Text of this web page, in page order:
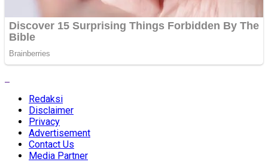
Redaksi
Disclaimer
Privacy
Advertisement
Contact Us
Media Partner